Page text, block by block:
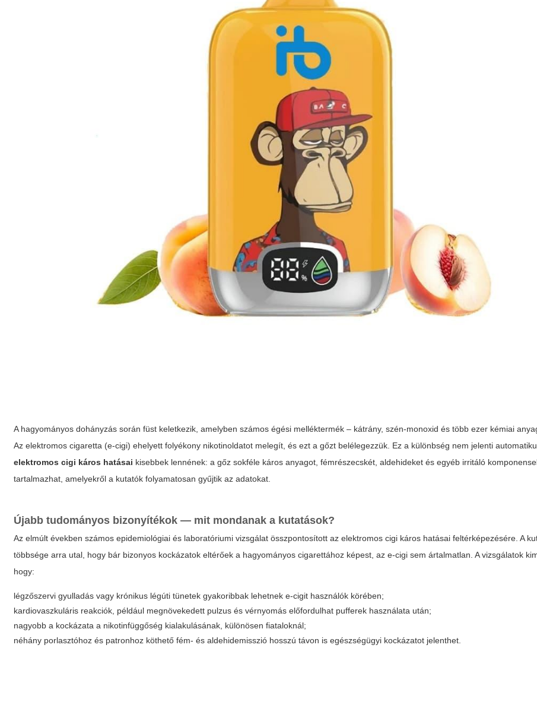
A hagyományos dohányzás során füst keletkezik, amelyben számos égési melléktermék – kátrány, szén-monoxid és több ezer kémiai
Az elektromos cigaretta (e-cigi) ehelyett folyékony nikotinoldatot melegít, és ezt a gőzt belélegezzük. Ez a különbség nem jelenti
elektromos cigi káros hatásai kisebbek lennének: a gőz sokféle káros anyagot, fémrészecskét, aldehideket és egyéb irritáló
tartalmazhat, amelyekről a kutatók folyamatosan gyűjtik az adatokat.
Újabb tudományos bizonyítékok — mit mondanak a kutatások?
Az elmúlt években számos epidemiológiai és laboratóriumi vizsgálat összpontosított azelektromos cigi káros hatásai feltérképezésére. A
többsége arra utal, hogy bár bizonyos kockázatok eltérőek a hagyományos cigarettához képest, az e-cigi sem ártalmatlan. A vizsgálatok
hogy:
légzőszervi gyulladás vagy krónikus légúti tünetek gyakoribbak lehetnek e-cigit használók körében;
kardiovaszkuláris reakciók, például megnövekedett pulzus és vérnyomás előfordulhat pufferek használata után;
nagyobb a kockázata a nikotinfüggőség kialakulásának, különösen fiataloknál;
néhány porlasztóhoz és patronhoz köthető fém- és aldehidemisszió hosszú távon is egészségügyi kockázatot jelenthet.